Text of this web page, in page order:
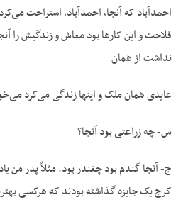
احمدآباد که آنجا، احمدآباد، استراحت
فلاحت و این کارها بود معاش و زندگیش را
نداشت از همان
عایدی همان ملک و اينها زندگی می‌‌‌‌کرد
س- چه زراعتی بود آنجا؟
ج- آنجا گندم بود چغندر بود. مثلاً پدر من
کرج یک جایزه گذاشته بودند که هرکسی